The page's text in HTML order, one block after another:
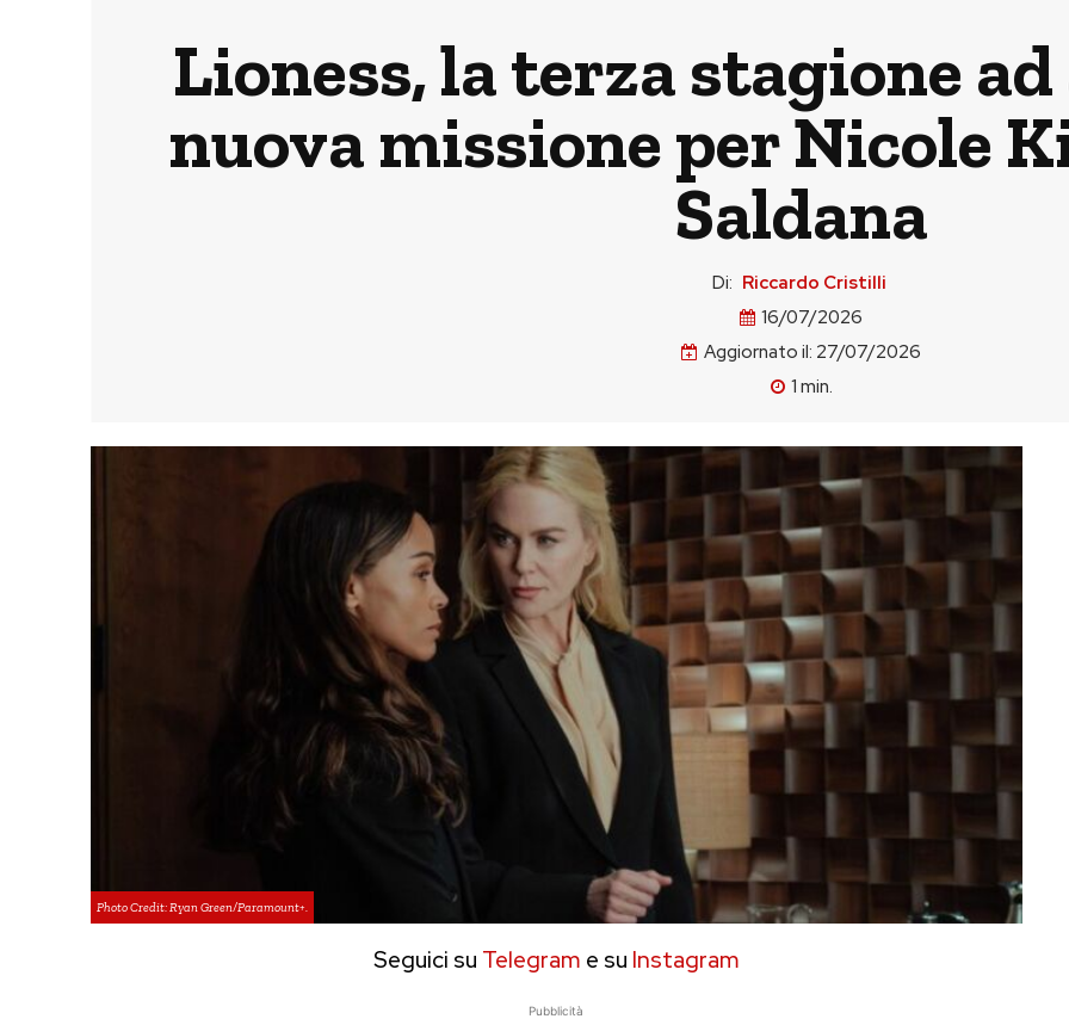
Lioness, la terza stagione
nuova missione per Nicole
Saldana
Di: Riccardo Cristilli
16/07/2026
Aggiornato il: 27/07/2026
1 min.
Photo Credit: Ryan Green/Paramount+.
Seguici su Telegram e su Instagram
Pubblicità